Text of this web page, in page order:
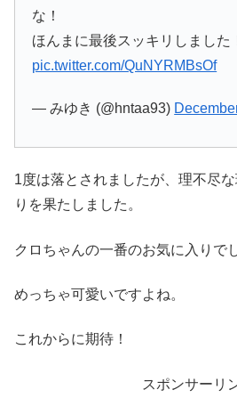
な！
ほんまに最後スッキリしました
pic.twitter.com/QuNYRMBsOf
— みゆき (@hntaa93)
1度は落とされましたが、理不尽
りを果たしました。
クロちゃんの一番のお気に入りで
めっちゃ可愛いですよね。
これからに期待！
スポンサーリ